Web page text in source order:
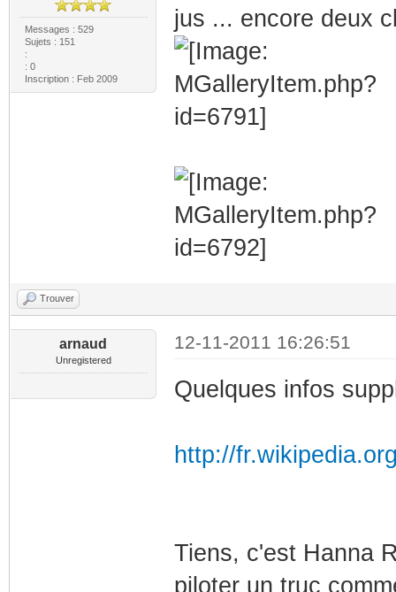
Messages : 529
Sujets : 151
:
: 0
Inscription : Feb 2009
jus ... encore deux
Trouver
arnaud
Unregistered
12-11-2011 16:26:51
Quelques infos
http://
Tiens, c'est Hanna
piloter un truc